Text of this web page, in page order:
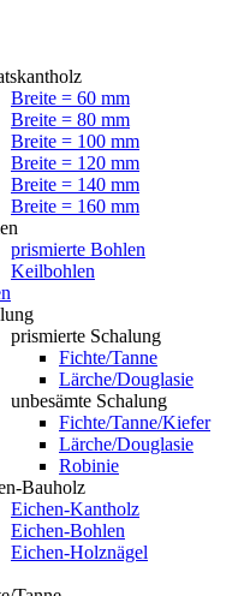
Breite = 60 mm
Breite = 80 mm
Breite = 100 mm
Breite = 120 mm
Breite = 140 mm
Breite = 160 mm
prismierte Bohlen
Keilbohlen
prismierte Schalung
Fichte/Tanne
Lärche/Douglasie
unbesämte Schalung
Fichte/Tanne/Kiefer
Lärche/Douglasie
Robinie
Bauholz
Eichen-Kantholz
Eichen-Bohlen
Eichen-Holznägel